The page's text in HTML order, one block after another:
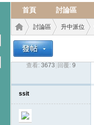
首頁 討論區
討論區
›
升中派位
查看: 3673 回覆: 9
ssit